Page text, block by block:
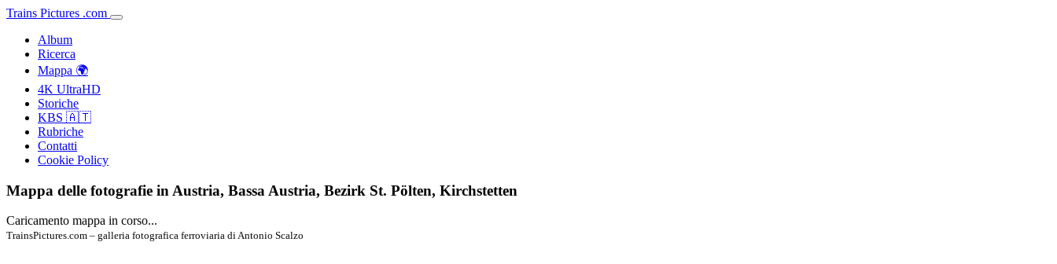
Trains Pictures .com
Album
Ricerca
Mappa 🌍
4K UltraHD
Storiche
KBS 🇦🇹
Rubriche
Contatti
Cookie Policy
Mappa delle fotografie in Austria, Bassa Austria, Bezirk St. Pölten, Kirchstetten
Caricamento mappa in corso...
TrainsPictures.com – galleria fotografica ferroviaria di Antonio Scalzo